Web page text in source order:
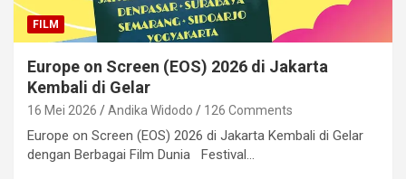
FILM
Europe on Screen (EOS) 2026 di Jakarta
Kembali di Gelar
16 Mei 2026 Andika Widodo 126 Comments
Europe on Screen (EOS) 2026 di Jakarta Kembali di Gelar
dengan Berbagai Film Dunia Festival…